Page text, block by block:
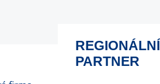
REGIONÁLNÍ
PARTNER